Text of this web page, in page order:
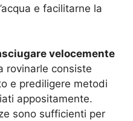
e facilitarne la
velocemente
rovinarle consiste
e prediligere metodi
appositamente.
sono sufficienti per